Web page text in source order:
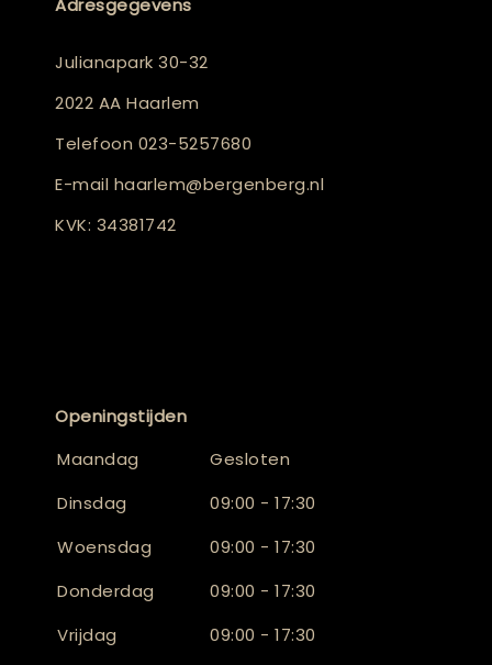
Julianapark 30-32
2022 AA Haarlem
Telefoon 023-5257680
E-mail haarlem@bergenberg.nl
KVK: 34381742
Openingstijden
Maandag
Gesloten
Dinsdag
09:00 - 17:30
Woensdag
09:00 - 17:30
Donderdag
09:00 - 17:30
Vrijdag
09:00 - 17:30